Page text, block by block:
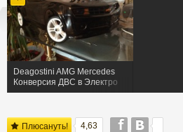
Deagostini AMG Mercedes
Конверсия ДВС в Электро
Плюсануть! 4,63